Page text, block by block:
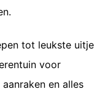
tot leukste uitje
voor
en alles